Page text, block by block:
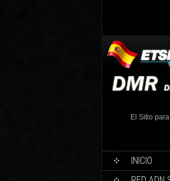
El Sitio
INICIO